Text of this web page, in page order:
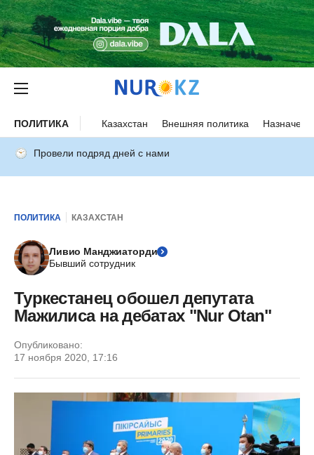
ПОЛИТИКА Казахстан Внешняя политика
Провели подряд дней с нами
ПОЛИТИКА КАЗАХСТАН
Ливио Манджиаторди
Бывший сотрудник
Туркестанец обошел депутата
Мажилиса на дебатах "Nur Otan"
Опубликовано:
17 ноября 2020, 17:16